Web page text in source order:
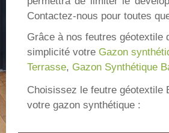
Contactez-nous pour toutes
Grâce à nos feutres géotextile
simplicité votre Gazon
Terrasse, Gazon Synthétique
Choisissez le feutre géotextile
votre gazon synthétique :